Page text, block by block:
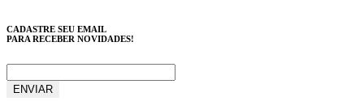
CADASTRE SEU EMAIL
PARA RECEBER NOVIDADES!